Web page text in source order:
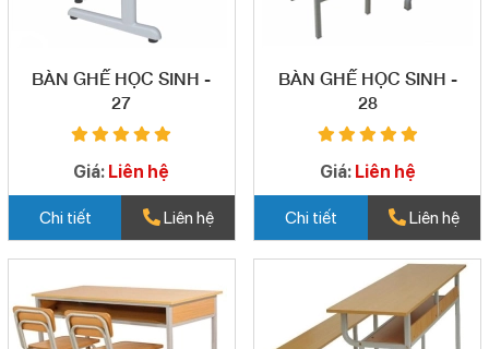
BÀN GHẾ HỌC SINH -
27
Giá: Liên hệ
Chi tiết Liên hệ
BÀN GHẾ HỌC SINH -
28
Giá: Liên hệ
Chi tiết Liên hệ